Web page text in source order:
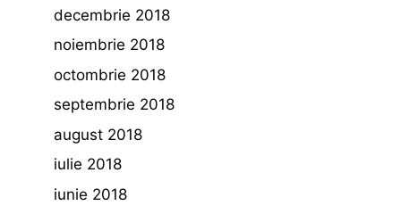
decembrie 2018
noiembrie 2018
octombrie 2018
septembrie 2018
august 2018
iulie 2018
iunie 2018